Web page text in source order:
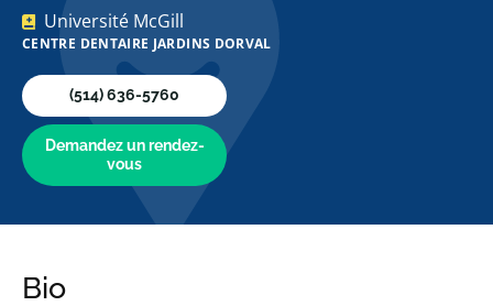
Université McGill
CENTRE DENTAIRE JARDINS DORVAL
(514) 636-5760
Demandez un rendez-
vous
Bio